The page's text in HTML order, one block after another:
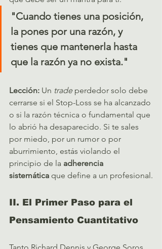
"Cuando tienes una posición,
la pones por una razón, y
tienes que mantenerla hasta
que la razón ya no exista."
Lección: Un trade perdedor solo debe
cerrarse si el Stop-Loss se ha alcanzado
o si la razón técnica o fundamental que
lo abrió ha desaparecido. Si te sales
por miedo, por un rumor o por
aburrimiento, estás violando el
principio de la adherencia
sistemática que define a un profesional.
II. El Primer Paso para el
Pensamiento Cuantitativo